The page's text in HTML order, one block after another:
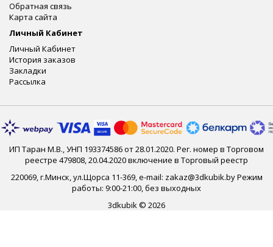
Обратная связь
Карта сайта
Личный Кабинет
Личный Кабинет
История заказов
Закладки
Рассылка
ИП Таран М.В., УНП 193374586 от 28.01.2020. Рег. номер в Торговом
реестре 479808, 20.04.2020 включение в Торговый реестр
220069, г.Минск, ул.Щорса 11-369, e-mail: zakaz@3dkubik.by Режим
работы: 9:00-21:00, без выходных
3dkubik © 2026